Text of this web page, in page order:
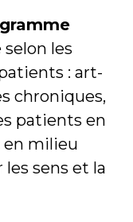
selon les
: art-
chroniques,
patients en
en milieu
sens et la